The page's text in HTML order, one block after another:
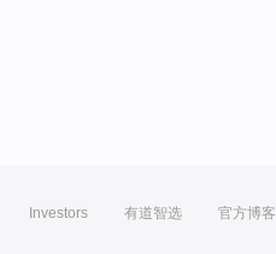
Investors 有道智选 官方博客